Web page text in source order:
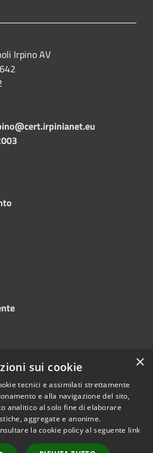
Irpino AV
Copyright © 2026 • Comune di
Bagnoli Irpino • Powered by
×
sui cookie
tecnici e assimilati strettamente
e alla navigazione del sito,
analitico al solo fine di elaborare
aggregate e anonime.
la cookie policy al seguente link